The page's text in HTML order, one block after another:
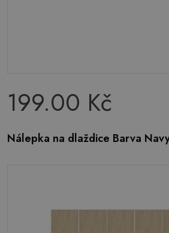
199.00 Kč
Nálepka na dlaždice Barva